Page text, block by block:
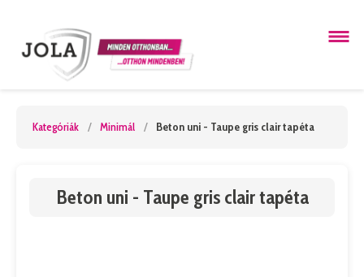
Kategóriák / Minimál / Beton uni - Taupe gris clair tapéta
Beton uni - Taupe gris clair tapéta